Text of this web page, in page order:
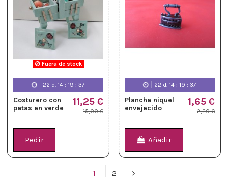
Fuera de stock
22d. 14: 19: 36
Costurero con
patas en verde
11,25 €
15,00 €
Pedir
22d. 14: 19: 36
Plancha niquel
envejecido
1,65 €
2,20 €
Añadir
1 2